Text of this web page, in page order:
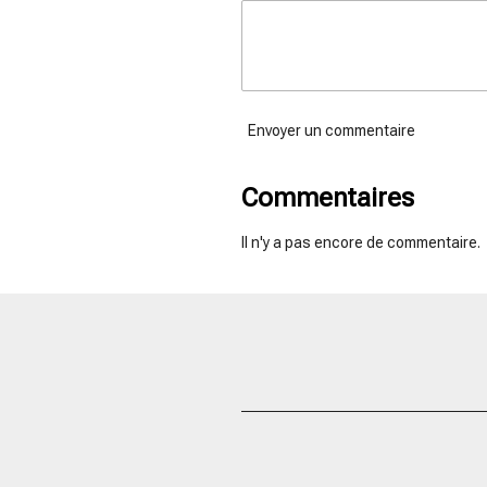
Envoyer un commentaire
Commentaires
Il n'y a pas encore de commentaire.